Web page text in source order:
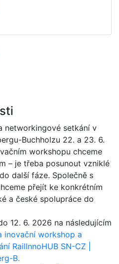
networkingové setkání v
Buchholzu 22. a 23. 6.
workshopu chceme
– je třeba posunout vzniklé
další fáze. Společně s
přejít ke konkrétním
a české spolupráce do
12. 6. 2026 na následujícím
inovační workshop a
RailInnoHUB SN-CZ |
B.